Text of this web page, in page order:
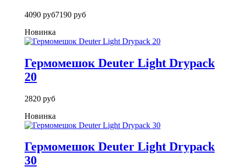
4090 руб7190 руб
Новинка
Гермомешок Deuter Light Drypack
20
2820 руб
Новинка
Гермомешок Deuter Light Drypack
30